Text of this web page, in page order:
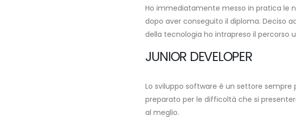
Ho immediatamente messo in pratica le
dopo aver conseguito il diploma. Deciso
della tecnologia ho intrapreso il percorso
JUNIOR DEVELOPER
Lo sviluppo software è un settore
preparato per le difficoltà che si
al meglio.